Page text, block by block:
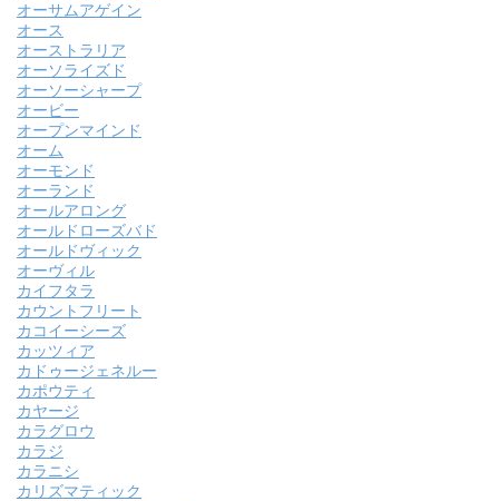
オーサムアゲイン
オース
オーストラリア
オーソライズド
オーソーシャープ
オービー
オープンマインド
オーム
オーモンド
オーランド
オールアロング
オールドローズバド
オールドヴィック
オーヴィル
カイフタラ
カウントフリート
カコイーシーズ
カッツィア
カドゥージェネルー
カポウティ
カヤージ
カラグロウ
カラジ
カラニシ
カリズマティック